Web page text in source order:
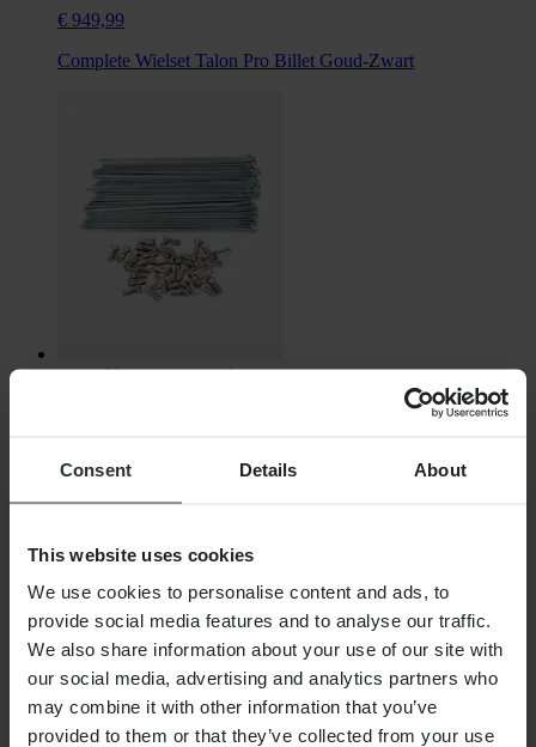
Consent Details About
This website uses cookies
We use cookies to personalise content and ads, to
provide social media features and to analyse our traffic.
We also share information about your use of our site with
our social media, advertising and analytics partners who
may combine it with other information that you’ve
provided to them or that they’ve collected from your use
€ 949,99
Complete Wielset Talon Pro Billet Goud-Zwart
Niet op voorraad